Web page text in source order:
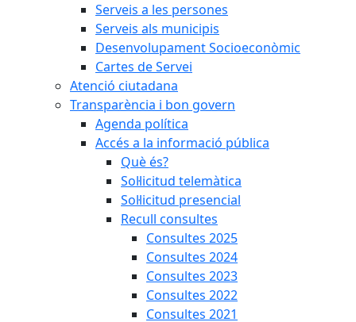
Serveis a les persones
Serveis als municipis
Desenvolupament Socioeconòmic
Cartes de Servei
Atenció ciutadana
Transparència i bon govern
Agenda política
Accés a la informació pública
Què és?
Sol·licitud telemàtica
Sol·licitud presencial
Recull consultes
Consultes 2025
Consultes 2024
Consultes 2023
Consultes 2022
Consultes 2021